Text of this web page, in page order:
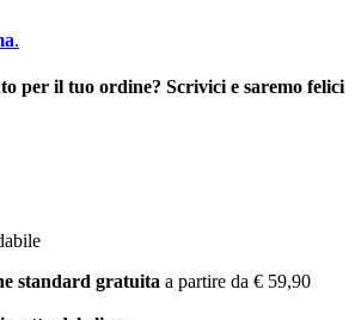
.
per il tuo ordine? Scrivici e saremo felici
standard gratuita a partire da € 59,90